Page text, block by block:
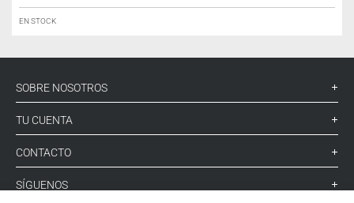
EN STOCK
SOBRE NOSOTROS
TU CUENTA
CONTACTO
SÍGUENOS